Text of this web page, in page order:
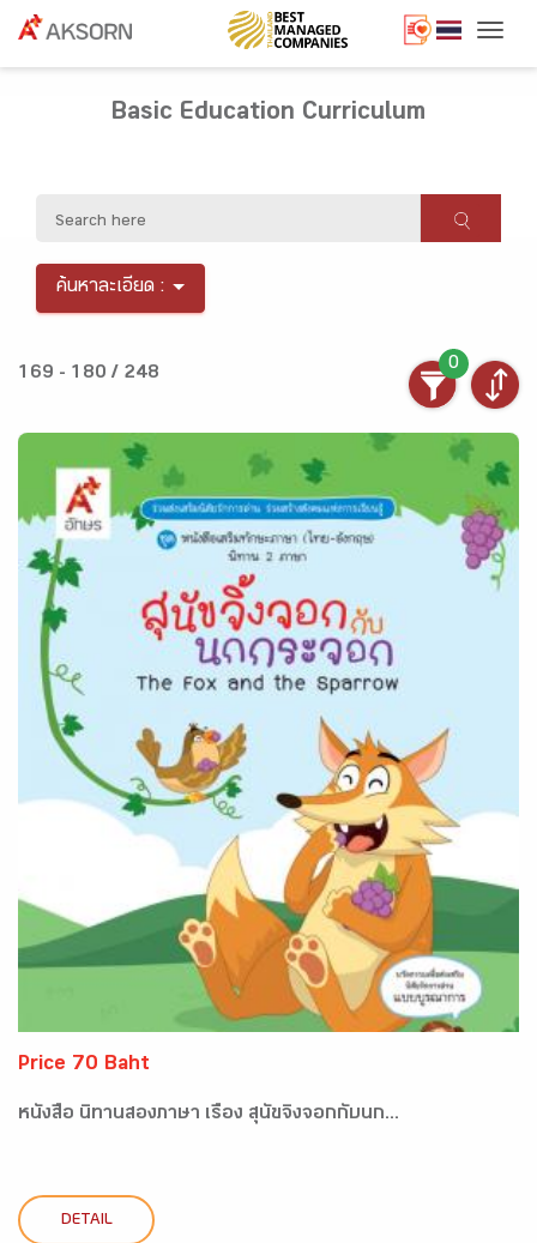
Basic Education Curriculum
ค้นหาละเอียด :
169 - 180 / 248
0
Price 70 Baht
หนังสือ นิทานสองภาษา เรื่อง สุนัขจิ้งจอกกับนก...
DETAIL